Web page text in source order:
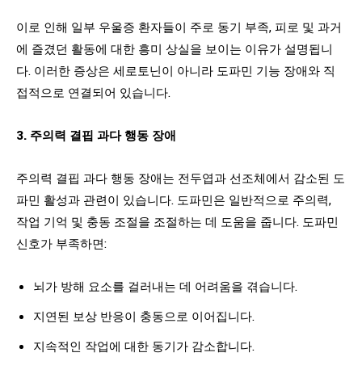
이로 인해 일부 우울증 환자들이 주로 동기 부족, 피로 및 과거
에 즐겼던 활동에 대한 흥미 상실을 보이는 이유가 설명됩니
다. 이러한 증상은 세로토닌이 아니라 도파민 기능 장애와 직
접적으로 연결되어 있습니다.
3. 주의력 결핍 과다 행동 장애
주의력 결핍 과다 행동 장애는 전두엽과 선조체에서 감소된 도
파민 활성과 관련이 있습니다. 도파민은 일반적으로 주의력,
작업 기억 및 충동 조절을 조절하는 데 도움을 줍니다. 도파민
신호가 부족하면:
뇌가 방해 요소를 걸러내는 데 어려움을 겪습니다.
지연된 보상 반응이 충동으로 이어집니다.
지속적인 작업에 대한 동기가 감소합니다.